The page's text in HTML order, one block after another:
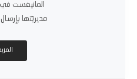
المانيفست في
مديريّتها